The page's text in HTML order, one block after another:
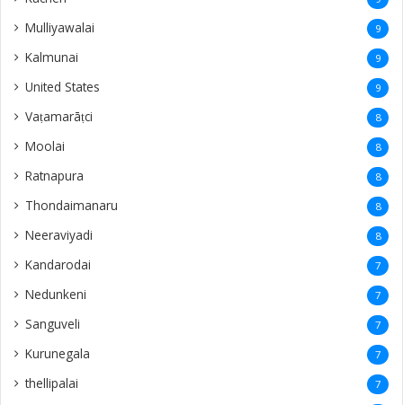
Mulliyawalai 9
Kalmunai 9
United States 9
Vaṭamarāṭci 8
Moolai 8
Ratnapura 8
Thondaimanaru 8
Neeraviyadi 8
Kandarodai 7
Nedunkeni 7
Sanguveli 7
Kurunegala 7
thellipalai 7